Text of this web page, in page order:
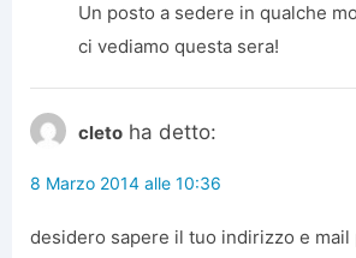
Un posto a sedere in qualche
ci vediamo questa sera!
cleto ha detto:
8 Marzo 2014 alle 10:36
desidero sapere il tuo indirizzo e mail